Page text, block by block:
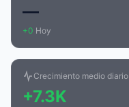
—
+0 Hoy
Crecimiento medio diario
+7.3K